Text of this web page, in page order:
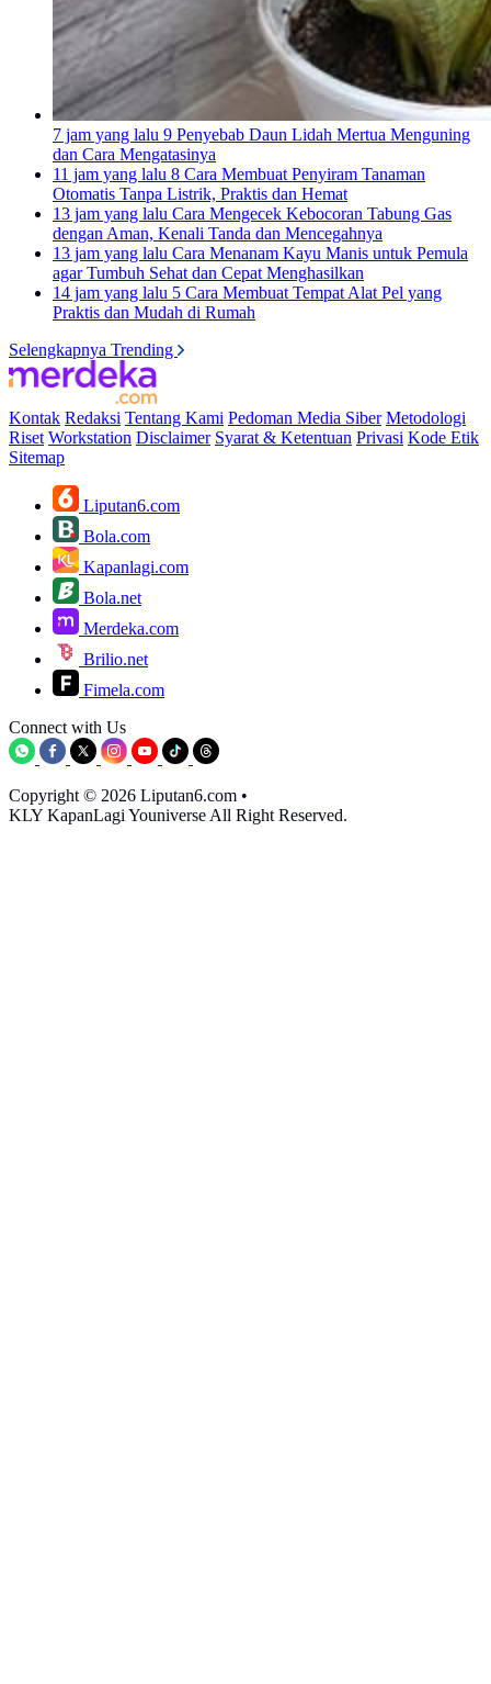
7 jam yang lalu 9 Penyebab Daun Lidah Mertua Menguning
dan Cara Mengatasinya
11 jam yang lalu 8 Cara Membuat Penyiram Tanaman
Otomatis Tanpa Listrik, Praktis dan Hemat
13 jam yang lalu Cara Mengecek Kebocoran Tabung Gas
dengan Aman, Kenali Tanda dan Mencegahnya
13 jam yang lalu Cara Menanam Kayu Manis untuk Pemula
agar Tumbuh Sehat dan Cepat Menghasilkan
14 jam yang lalu 5 Cara Membuat Tempat Alat Pel yang
Praktis dan Mudah di Rumah
Selengkapnya Trending
Kontak Redaksi Tentang Kami Pedoman Media Siber Metodologi
Riset Workstation Disclaimer Syarat & Ketentuan Privasi Kode Etik
Sitemap
Liputan6.com
Bola.com
Kapanlagi.com
Bola.net
Merdeka.com
Brilio.net
Fimela.com
Connect with Us
Copyright © 2026 Liputan6.com •
KLY KapanLagi Youniverse All Right Reserved.